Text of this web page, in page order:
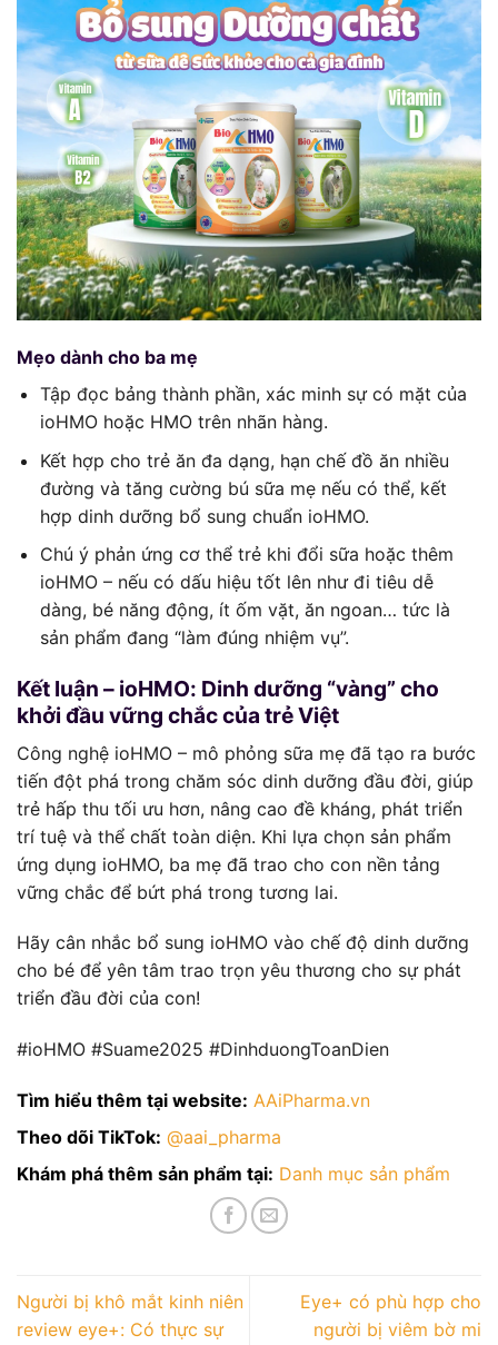
Mẹo dành cho ba mẹ
Tập đọc bảng thành phần, xác minh sự có mặt của
ioHMO hoặc HMO trên nhãn hàng.
Kết hợp cho trẻ ăn đa dạng, hạn chế đồ ăn nhiều
đường và tăng cường bú sữa mẹ nếu có thể, kết
hợp dinh dưỡng bổ sung chuẩn ioHMO.
Chú ý phản ứng cơ thể trẻ khi đổi sữa hoặc thêm
ioHMO – nếu có dấu hiệu tốt lên như đi tiêu dễ
dàng, bé năng động, ít ốm vặt, ăn ngoan… tức là
sản phẩm đang “làm đúng nhiệm vụ”.
Kết luận – ioHMO: Dinh dưỡng “vàng” cho
khởi đầu vững chắc của trẻ Việt
Công nghệ ioHMO – mô phỏng sữa mẹ đã tạo ra bước
tiến đột phá trong chăm sóc dinh dưỡng đầu đời, giúp
trẻ hấp thu tối ưu hơn, nâng cao đề kháng, phát triển
trí tuệ và thể chất toàn diện. Khi lựa chọn sản phẩm
ứng dụng ioHMO, ba mẹ đã trao cho con nền tảng
vững chắc để bứt phá trong tương lai.
Hãy cân nhắc bổ sung ioHMO vào chế độ dinh dưỡng
cho bé để yên tâm trao trọn yêu thương cho sự phát
triển đầu đời của con!
#ioHMO #Suame2025 #DinhduongToanDien
Tìm hiểu thêm tại website: AAiPharma.vn
Theo dõi TikTok: @aai_pharma
Khám phá thêm sản phẩm tại: Danh mục sản phẩm
Người bị khô mắt kinh niên
review eye+: Có thực sự
Eye+ có phù hợp cho
người bị viêm bờ mi